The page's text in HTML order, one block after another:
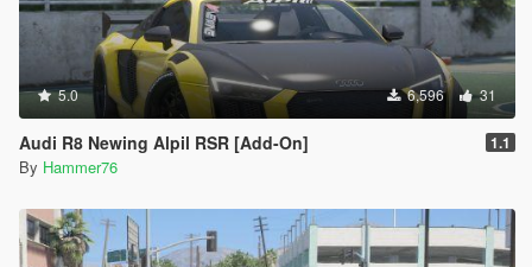
5.0 6,596 31
Audi R8 Newing Alpil RSR [Add-On] 1.1
By Hammer76